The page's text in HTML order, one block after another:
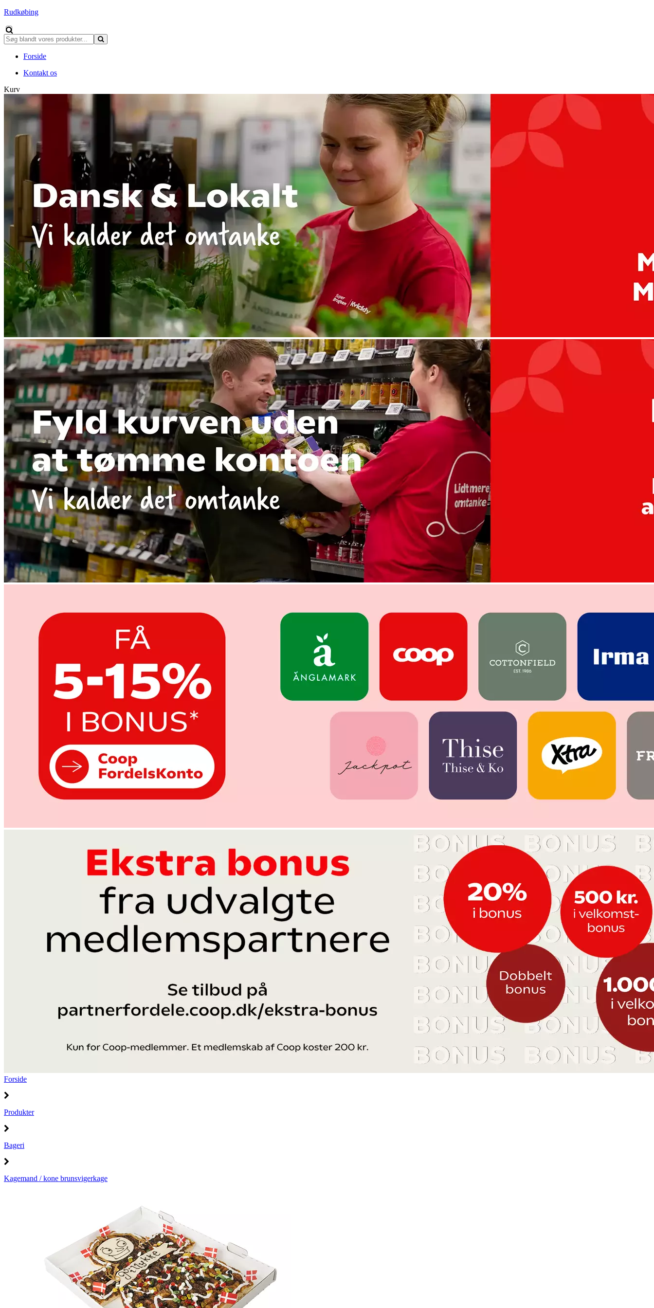
Rudkøbing
Forside
Kontakt os
Kurv
Forside
Produkter
Bageri
Kagemand / kone brunsvigerkage